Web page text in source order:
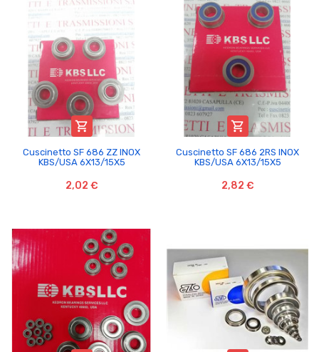

Cuscinetto SF 686 ZZ INOX
KBS/USA 6X13/15X5
2,02 €

Cuscinetto SF 686 2RS INOX
KBS/USA 6X13/15X5
2,82 €